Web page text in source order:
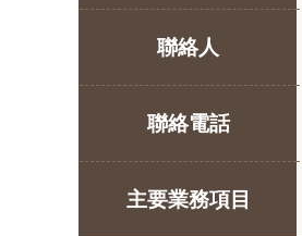
聯絡人
聯絡電話
主要業務項目